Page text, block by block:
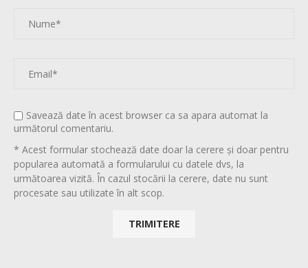
Savează date în acest browser ca sa apara automat la
următorul comentariu.
* Acest formular stochează date doar la cerere și doar pentru
popularea automată a formularului cu datele dvs, la
următoarea vizită. În cazul stocării la cerere, date nu sunt
procesate sau utilizate în alt scop.